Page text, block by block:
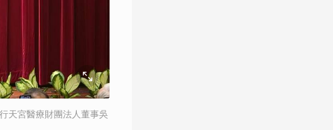
天宮醫療財團法人董事吳